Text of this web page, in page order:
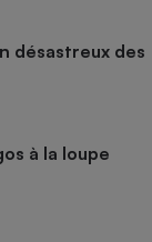
désastreux des
à la loupe